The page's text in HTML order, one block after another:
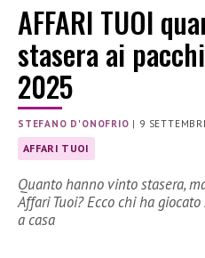
AFFARI TUOI
stasera ai
2025
STEFANO D'ONOFRIO | 9
AFFARI TUOI
Quanto hanno vinto stasera,
Affari Tuoi? Ecco chi ha
a casa